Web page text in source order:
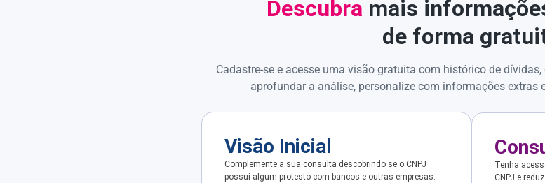
Descubra mais
de forma
Cadastre-se e acesse uma visão gratuita com histórico de
aprofundar a análise, personalize com informações extras
Visão Inicial
Complemente a sua consulta descobrindo se o CNPJ
possui algum protesto com bancos e outras empresas.
Tenha
CNPJ e